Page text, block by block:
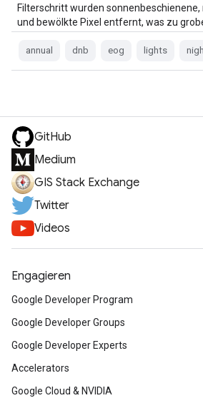
Filterschritt wurden
und bewölkte Pixel entfernt, was zu
annual dnb eog lights
GitHub
Medium
GIS Stack Exchange
Twitter
Videos
Engagieren
Google Developer Program
Google Developer Groups
Google Developer Experts
Accelerators
Google Cloud & NVIDIA